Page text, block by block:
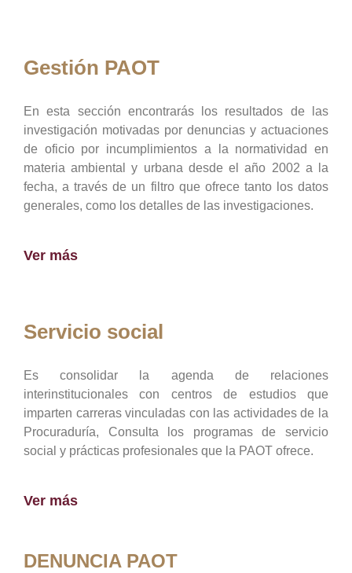
Gestión PAOT
En esta sección encontrarás los resultados de las
investigación motivadas por denuncias y actuaciones
de oficio por incumplimientos a la normatividad en
materia ambiental y urbana desde el año 2002 a la
fecha, a través de un filtro que ofrece tanto los datos
generales, como los detalles de las investigaciones.
Ver más
Servicio social
Es consolidar la agenda de relaciones
interinstitucionales con centros de estudios que
imparten carreras vinculadas con las actividades de la
Procuraduría, Consulta los programas de servicio
social y prácticas profesionales que la PAOT ofrece.
Ver más
DENUNCIA PAOT